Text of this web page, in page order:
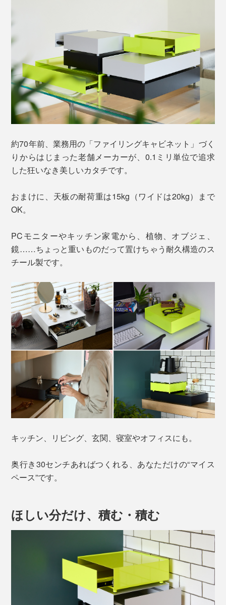
約70年前、業務用の「ファイリングキャビネット」づく
りからはじまった老舗メーカーが、0.1ミリ単位で追求
した狂いなき美しいカタチです。
おまけに、天板の耐荷重は15kg（ワイドは20kg）まで
OK。
PCモニターやキッチン家電から、植物、オブジェ、
鏡……ちょっと重いものだって置けちゃう耐久構造のス
チール製です。
キッチン、リビング、玄関、寝室やオフィスにも。
奥行き30センチあればつくれる、あなただけの“マイス
ペース”です。
ほしい分だけ、積む・積む